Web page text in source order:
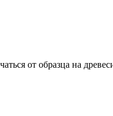
от образца на